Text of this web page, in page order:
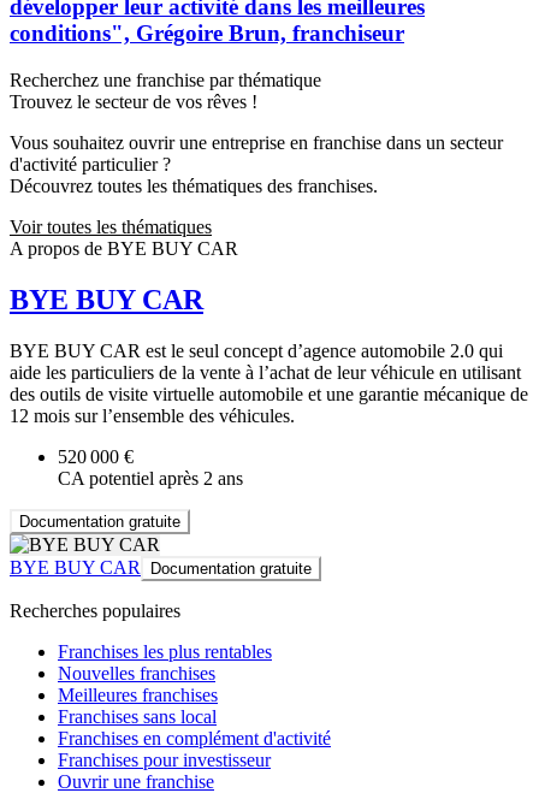
développer leur activité dans les meilleures
conditions", Grégoire Brun, franchiseur
Recherchez une franchise par thématique
Trouvez le secteur de vos rêves !
Vous souhaitez ouvrir une entreprise en franchise dans un secteur
d'activité particulier ?
Découvrez toutes les thématiques des franchises.
Voir toutes les thématiques
A propos de BYE BUY CAR
BYE BUY CAR
BYE BUY CAR est le seul concept d’agence automobile 2.0 qui
aide les particuliers de la vente à l’achat de leur véhicule en utilisant
des outils de visite virtuelle automobile et une garantie mécanique de
12 mois sur l’ensemble des véhicules.
520 000 €
CA potentiel après 2 ans
Documentation gratuite
BYE BUY CAR Documentation gratuite
Recherches populaires
Franchises les plus rentables
Nouvelles franchises
Meilleures franchises
Franchises sans local
Franchises en complément d'activité
Franchises pour investisseur
Ouvrir une franchise